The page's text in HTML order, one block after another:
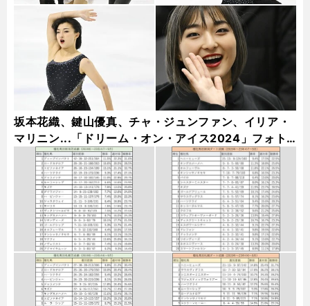
坂本花織、鍵山優真、チャ・ジュンファン、イリア・
マリニン...「ドリーム・オン・アイス2024」フォト
ギャラリー